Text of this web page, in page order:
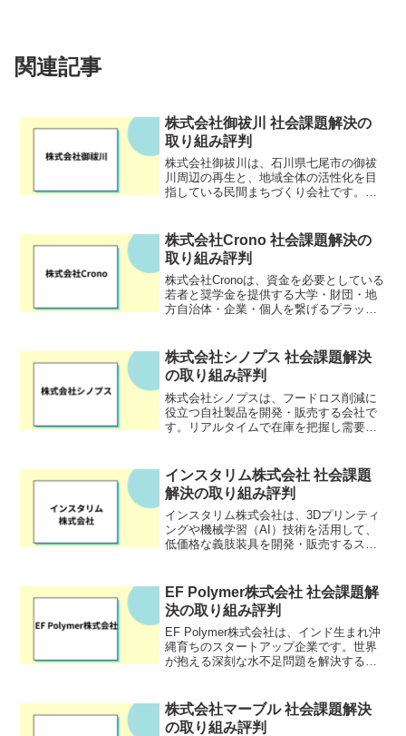
関連記事
株式会社御祓川 社会課題解決の
取り組み評判
株式会社御祓川は、石川県七尾市の御祓
川周辺の再生と、地域全体の活性化を目
指している民間まちづくり会社です。か
的として設立されました。御祓川周辺の
ハード整備だけでなく、地...
株式会社Crono 社会課題解決の
取り組み評判
株式会社Cronoは、資金を必要としている
若者と奨学金を提供する大学・財団・地
方自治体・企業・個人を繋げるプラット
サポートに取り組んでいます。学費の面
で進学をあきらめる...
株式会社シノプス 社会課題解決
の取り組み評判
株式会社シノプスは、フードロス削減に
役立つ自社製品を開発・販売する会社で
す。リアルタイムで在庫を把握し需要予
無駄を10%削減する』ことをキャッチコ
ピーとしています。自社...
インスタリム株式会社 社会課題
解決の取り組み評判
インスタリム株式会社は、3Dプリンティ
ングや機械学習（AI）技術を活用して、
低価格な義肢装具を開発・販売するスタ
すると言われており、インスタリム株式
会社は、「必要...
EF Polymer株式会社 社会課題解
決の取り組み評判
EF Polymer株式会社は、インド生まれ沖
縄育ちのスタートアップ企業です。世界
が抱える深刻な水不足問題を解決するた
ポリマーは、果物の皮や搾りかすなど、
従来廃棄...
株式会社マーブル 社会課題解決
の取り組み評判